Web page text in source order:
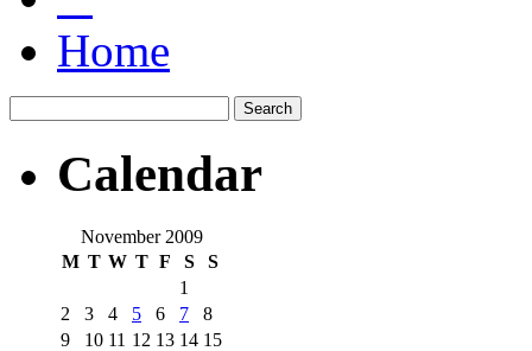
Home
Calendar
November 2009
M T W T F S S
1
2
3 4 5 6 7
8
9
10 11 12 13 14 15